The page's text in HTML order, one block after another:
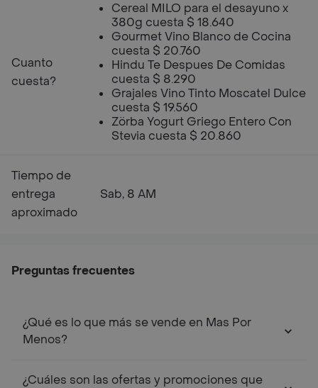
Cuanto
cuesta?
Cereal MILO para el desayuno x
380g cuesta $ 18.640
Gourmet Vino Blanco de Cocina
cuesta $ 20.760
Hindu Te Despues De Comidas
cuesta $ 8.290
Grajales Vino Tinto Moscatel Dulce
cuesta $ 19.560
Zörba Yogurt Griego Entero Con
Stevia cuesta $ 20.860
Tiempo de
entrega
aproximado
Sab, 8 AM
Preguntas frecuentes
¿Qué es lo que más se vende en Mas Por
Menos?
¿Cuáles son las ofertas y promociones que